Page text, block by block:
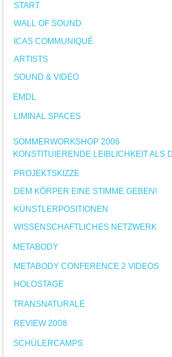
START
WALL OF SOUND
ICAS COMMUNIQUÉ
ARTISTS
SOUND & VIDEO
EMDL
LIMINAL SPACES
SOMMERWORKSHOP 2006
KONSTITUIERENDE LEIBLICHKEIT ALS
PROJEKTSKIZZE
DEM KÖRPER EINE STIMME GEBEN!
KÜNSTLERPOSITIONEN
WISSENSCHAFTLICHES NETZWERK
METABODY
METABODY CONFERENCE 2 VIDEOS
HOLOSTAGE
TRANSNATURALE
REVIEW 2008
SCHÜLERCAMPS